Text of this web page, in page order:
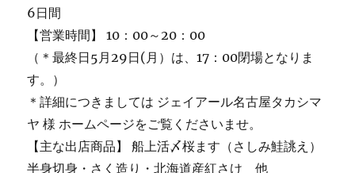
6日間
【営業時間】 10：00～20：00
（＊最終日5月29日(月）は、17：00閉場となりま
す。）
＊詳細につきましては ジェイアール名古屋タカシマ
ヤ 様 ホームページをご覧くださいませ。
【主な出店商品】 船上活〆桜ます（さしみ鮭誂え）
半身切身・さく造り・北海道産紅さけ 他